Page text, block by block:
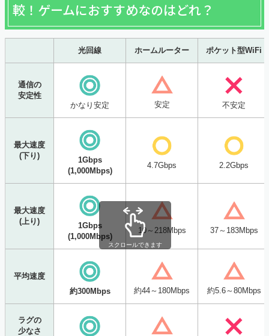
較！ゲームにおすすめなのはどれ？
光回線 ホームルーター ポケット型WiFi
通信の
安定性
かなり安定
安定 不安定
最大速度
(下り)
1Gbps
(1,000Mbps)
4.7Gbps 2.2Gbps
最大速度
(上り)
1Gbps
(1,000Mbps)
10～218Mbps 37～183Mbps
平均速度
約300Mbps
約44～180Mbps 約5.6～80Mbps
ラグの
少なさ
スクロールできます